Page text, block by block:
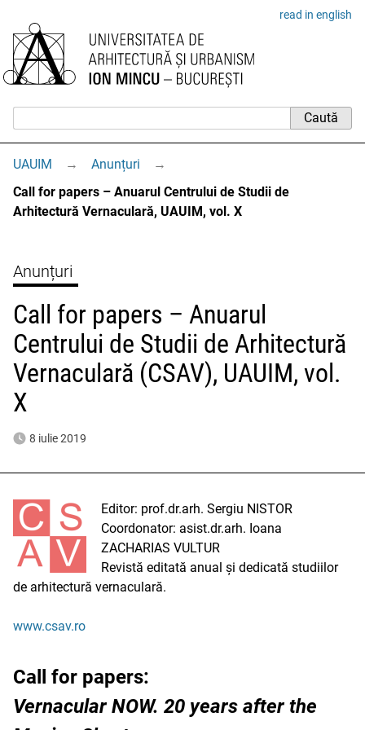
read in english
UAUIM → Anunțuri
→
Call for papers – Anuarul Centrului de Studii de
Arhitectură Vernaculară, UAUIM, vol. X
Anunțuri
Call for papers – Anuarul
Centrului de Studii de Arhitectură
Vernaculară (CSAV), UAUIM, vol.
X
8 iulie 2019
Editor: prof.dr.arh. Sergiu NISTOR
Coordonator: asist.dr.arh. Ioana
ZACHARIAS VULTUR
Revistă editată anual și dedicată studiilor
de arhitectură vernaculară.
www.csav.ro
Call for papers:
Vernacular NOW. 20 years after the